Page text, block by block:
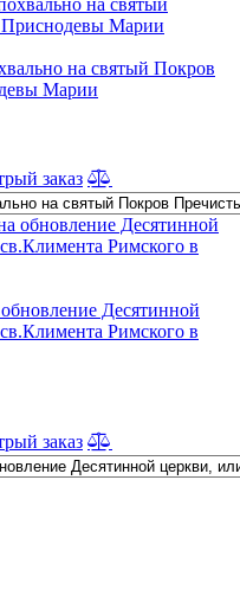
на святый Покров
Марии
заказ
Десятинной
Римского в
заказ